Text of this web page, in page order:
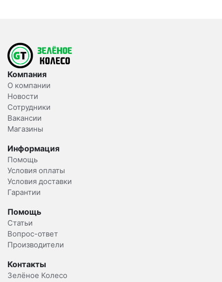
Компания
О компании
Новости
Сотрудники
Вакансии
Магазины
Информация
Помощь
Условия оплаты
Условия доставки
Гарантии
Помощь
Статьи
Вопрос-ответ
Производители
Контакты
Зелёное Колесо